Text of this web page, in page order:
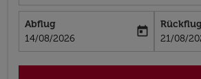
Abflug
fc-booking-departure-date-aria-label
14/08/2026
today
fc-
21/08/